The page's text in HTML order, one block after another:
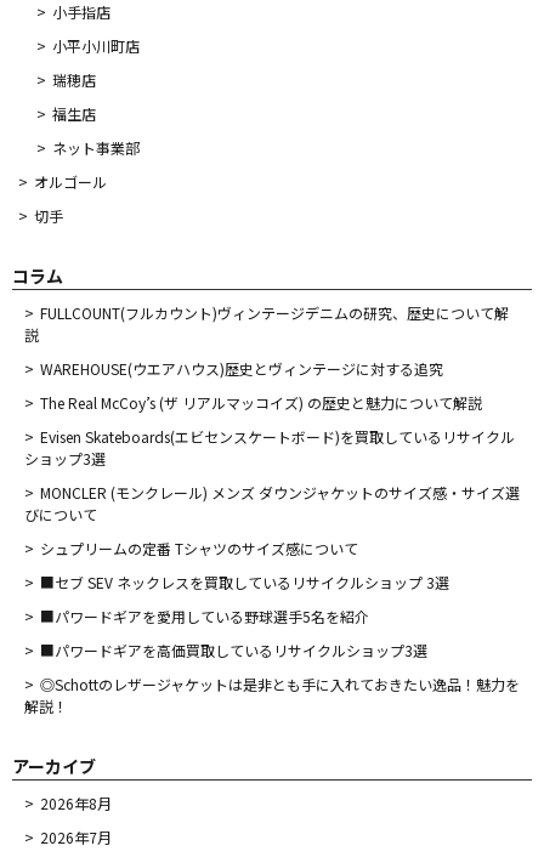
小手指店
小平小川町店
瑞穂店
福生店
ネット事業部
オルゴール
切手
コラム
FULLCOUNT(フルカウント)ヴィンテージデニムの研究、歴史について解
説
WAREHOUSE(ウエアハウス)歴史とヴィンテージに対する追究
The Real McCoy’s (ザ リアルマッコイズ) の歴史と魅力について解説
Evisen Skateboards(エビセンスケートボード)を買取しているリサイクル
ショップ3選
MONCLER (モンクレール) メンズ ダウンジャケットのサイズ感・サイズ選
びについて
シュプリームの定番 Tシャツのサイズ感について
■セブ SEV ネックレスを買取しているリサイクルショップ 3選
■パワードギアを愛用している野球選手5名を紹介
■パワードギアを高価買取しているリサイクルショップ3選
◎Schottのレザージャケットは是非とも手に入れておきたい逸品！魅力を
解説！
アーカイブ
2026年8月
2026年7月